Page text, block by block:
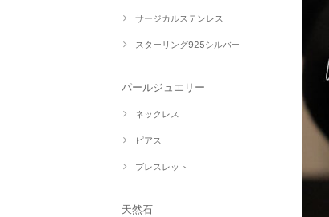
サージカルステンレス
スターリング925シルバー
パールジュエリー
ネックレス
ピアス
ブレスレット
天然石